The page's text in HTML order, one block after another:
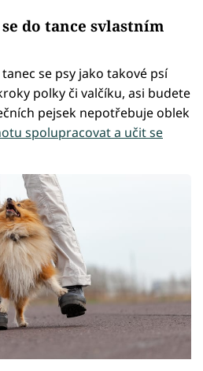
do tance svlastním
se psy jako takové psí
polky či valčíku, asi budete
pejsek nepotřebuje oblek
spolupracovat a učit se